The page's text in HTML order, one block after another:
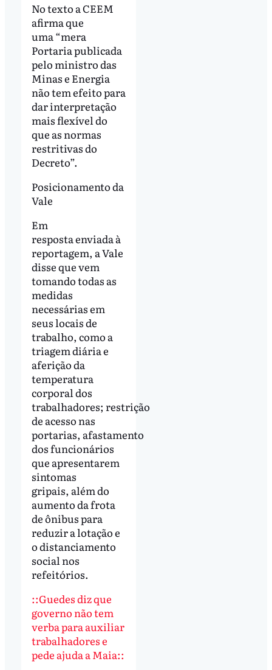
No texto a CEEM
afirma que
uma “mera
Portaria publicada
pelo ministro das
Minas e Energia
não tem efeito para
dar interpretação
mais flexível do
que as normas
restritivas do
Decreto”.
Posicionamento da
Vale
Em
resposta enviada à
reportagem, a Vale
disse que vem
tomando todas as
medidas
necessárias em
seus locais de
trabalho, como a
triagem diária e
aferição da
temperatura
corporal dos
trabalhadores; restrição
de acesso nas
portarias, afastamento
dos funcionários
que apresentarem
sintomas
gripais, além do
aumento da frota
de ônibus para
reduzir a lotação e
o distanciamento
social nos
refeitórios.
::Guedes diz que
governo não tem
verba para auxiliar
trabalhadores e
pede ajuda a Maia::